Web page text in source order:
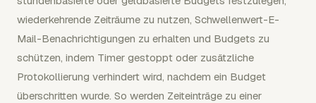
wiederkehrende Zeiträume zu nutzen, Schwellenwert-E-
Mail-Benachrichtigungen zu erhalten und Budgets zu
schützen, indem Timer gestoppt oder zusätzliche
Protokollierung verhindert wird, nachdem ein Budget
überschritten wurde. So werden Zeiteinträge zu einer